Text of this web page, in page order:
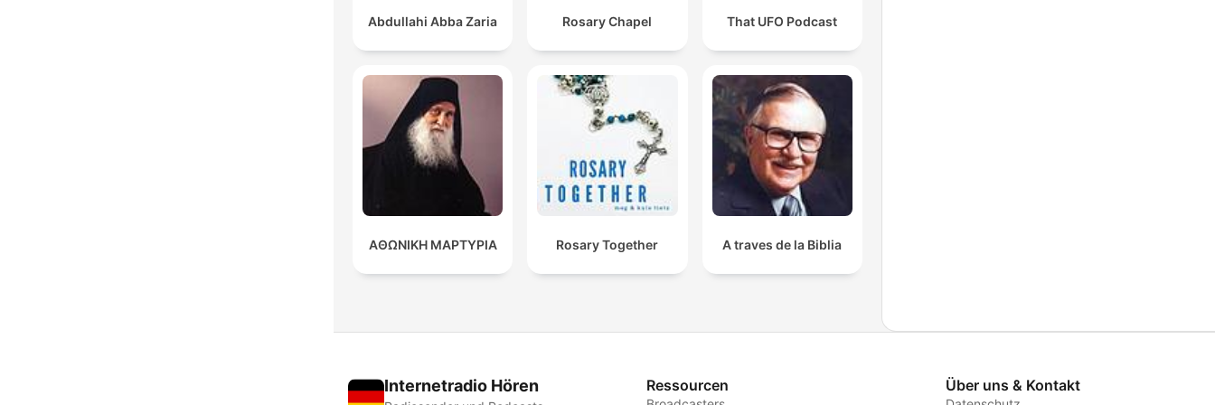
Abdullahi Abba Zaria Rosary Chapel That UFO Podcast
ΑΘΩΝΙΚΗ ΜΑΡΤΥΡΙΑ Rosary Together A traves de la Biblia
Internetradio Hören Ressourcen Über uns & Kontakt